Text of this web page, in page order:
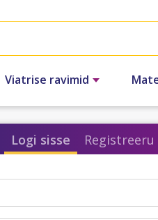
Viatrise ravimid
Logi sisse Registreeru